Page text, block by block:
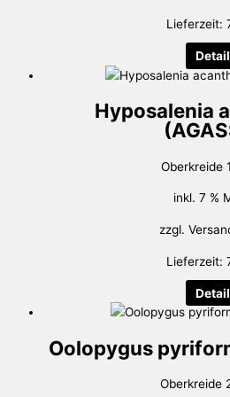
Lieferzeit:
Hyposalenia
Oberkreide
inkl. 7 %
zzgl.
Lieferzeit:
Oolopygus
Oberkreide